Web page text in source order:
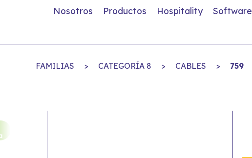
Nosotros Productos Hospitality Software
FAMILIAS > CATEGORÍA 8 > CABLES > 759